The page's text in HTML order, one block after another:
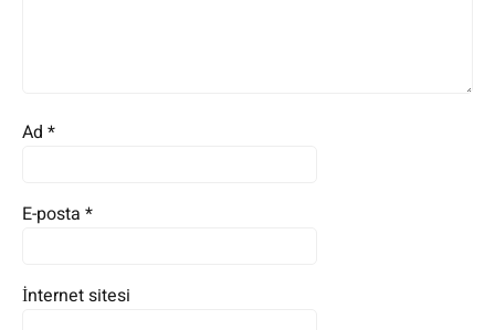
Ad *
E-posta *
İnternet sitesi